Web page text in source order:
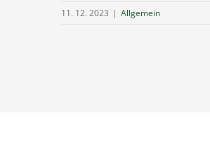
11. 12. 2023 | Allgemein